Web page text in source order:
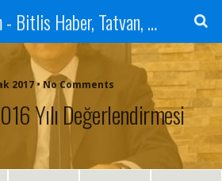
Ajans13.com - Bitlis Haber, Tatvan, Ahlat, Adilcevaz, Mutki, Hizan, Güroymak, Gazete, Ajans, 13, Haber
2017 • No Comments
Yılı Değerlendirmesi